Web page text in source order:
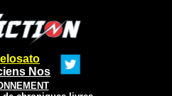
Nos